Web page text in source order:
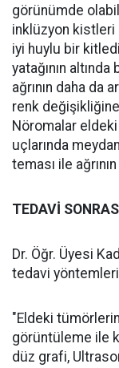
görünümde
inklüzyon kistleri
iyi huylu bir
yatağının
ağrının daha da
renk
Nöromalar
uçlarında
teması ile
TEDAVİ
Dr. Öğr. Üyesi
tedavi
"Eldeki
görüntüleme ile
düz grafi,